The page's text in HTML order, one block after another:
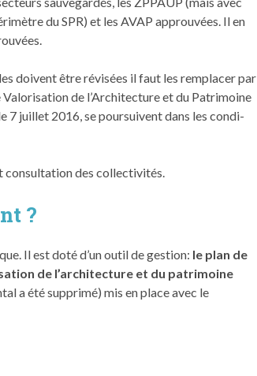
du SPR) et les AVAP approu­vées. Il en
doivent être révisées il faut les remplacer par
Valorisation de l’Architecture et du Patrimoine
7 juillet 2016, se pour­suiv­ent dans les con­di­
con­sul­ta­tion des col­lec­tiv­ités.
?
Il est doté d’un outil de gestion: le plan de
de l’architecture et du patrimoine
a été supprimé) mis en place avec le